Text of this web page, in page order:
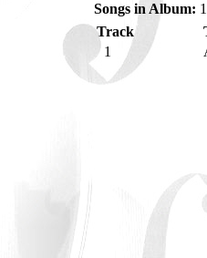
Songs in Album: 1
Track
1